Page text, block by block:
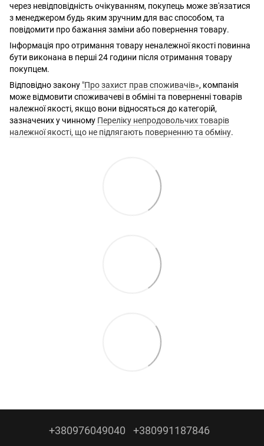
через невідповідність очікуванням, покупець може зв'язатися
з менеджером будь яким зручним для вас способом, та
повідомити про бажання заміни або повернення товару.
Інформація про отримання товару неналежної якості повинна
бути виконана в перші 24 години після отримання товару
покупцем.
Відповідно закону "Про захист прав споживачів», компанія
може відмовити споживачеві в обміні та поверненні товарів
належної якості, якщо вони відносяться до категорій,
зазначених у чинному Переліку непродовольчих товарів
належної якості, що не підлягають поверненню та обміну.
+380976049040 +380991187846